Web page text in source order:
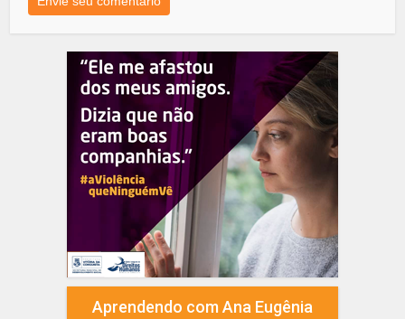
Aprendendo com Ana Eugênia